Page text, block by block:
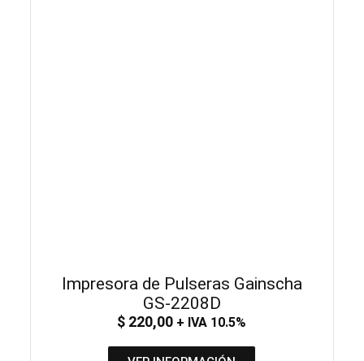
Impresora de Pulseras Gainscha
GS-2208D
$ 220,00 + IVA 10.5%